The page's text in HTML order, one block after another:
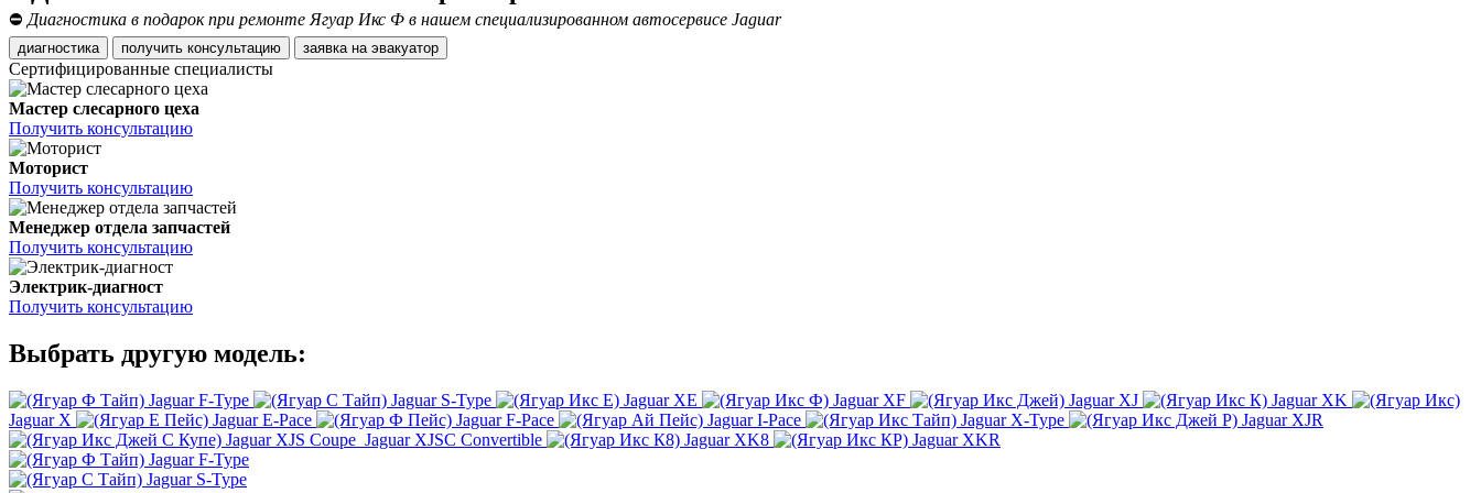
⛔ Диагностика в подарок при ремонте Ягуар Икс Ф в нашем специализированном автосервисе Jaguar
диагностика получить консультацию заявка на эвакуатор
Сертифицированные специалисты
Мастер слесарного цеха
Получить консультацию
Моторист
Получить консультацию
Менеджер отдела запчастей
Получить консультацию
Электрик-диагност
Получить консультацию
Выбрать другую модель:
Jaguar F-Type Jaguar S-Type Jaguar XE Jaguar XF Jaguar XJ
Jaguar XK
Jaguar X
Jaguar E-Pace Jaguar F-Pace Jaguar I-Pace Jaguar X-Type
Jaguar XJR
Jaguar XJS Coupe Jaguar XJSC Convertible Jaguar XK8
Jaguar XKR
Jaguar F-Type
Jaguar S-Type